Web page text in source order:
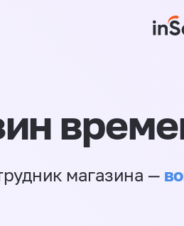
магазина —